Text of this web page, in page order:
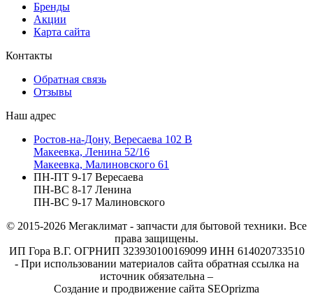
Бренды
Акции
Карта сайта
Контакты
Обратная связь
Отзывы
Наш адрес
Ростов-на-Дону, Вересаева 102 В
Макеевка, Ленина 52/16
Макеевка, Малиновского 61
ПН-ПТ 9-17 Вересаева
ПН-ВС 8-17 Ленина
ПН-ВС 9-17 Малиновского
© 2015-2026 Мегаклимат - запчасти для бытовой техники. Все
права защищены.
ИП Гора В.Г. ОГРНИП 323930100169099 ИНН 614020733510
- При использовании материалов сайта обратная ссылка на
источник обязательна –
Создание и продвижение сайта SEOprizma